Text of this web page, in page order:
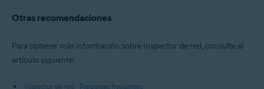
Otras recomendaciones
Para obtener más información sobre Inspector de red, consulte el
artículo siguiente:
Inspector de red - Preguntas frecuentes